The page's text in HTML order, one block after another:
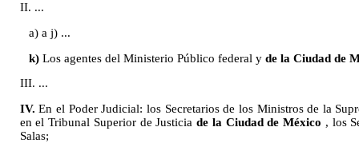
II. ...
a) a j) ...
k)Los agentes del Ministerio Público federal y de la Ciudad de
III. ...
IV. En el Poder Judicial: los Secretarios de los Ministros de la
en el Tribunal Superior de Justiciade la Ciudad de México , los
Salas;